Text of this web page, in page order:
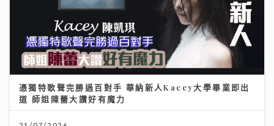
憑獨特歌聲完勝過百對手 華納新人Kacey大學畢業即出
道 師姐陳蕾大讚好有魔力